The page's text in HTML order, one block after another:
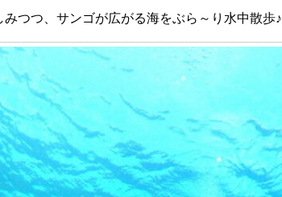
つつ、サンゴが広がる海をぶら～り水中散歩♪